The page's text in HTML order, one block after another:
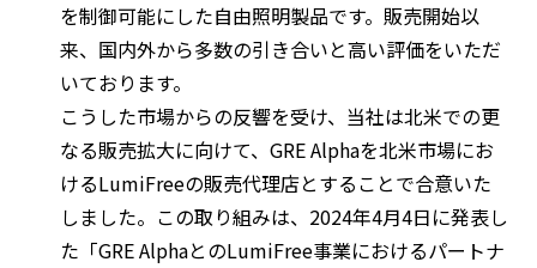
を制御可能にした自由照明製品です。販売開始以
来、国内外から多数の引き合いと高い評価をいただ
いております。
こうした市場からの反響を受け、当社は北米での更
なる販売拡大に向けて、GRE Alphaを北米市場にお
けるLumiFreeの販売代理店とすることで合意いた
しました。この取り組みは、2024年4月4日に発表し
た「GRE AlphaとのLumiFree事業におけるパートナ